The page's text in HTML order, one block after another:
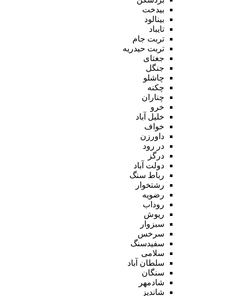
بیدخت
بینالود
تایباد
تربت جام
تربت حیدریه
جغتای
جنگل
چاشلو
چکنه
چناران
خرو
خلیل آباد
خواف
داورزن
در رود
درگز
دولت آباد
رباط سنگ
رشتخوار
رضویه
روداب
ریوش
سبزوار
سرخس
سفیدسنگ
سلامی
سلطان آباد
سنگان
شادمهر
شاندیز